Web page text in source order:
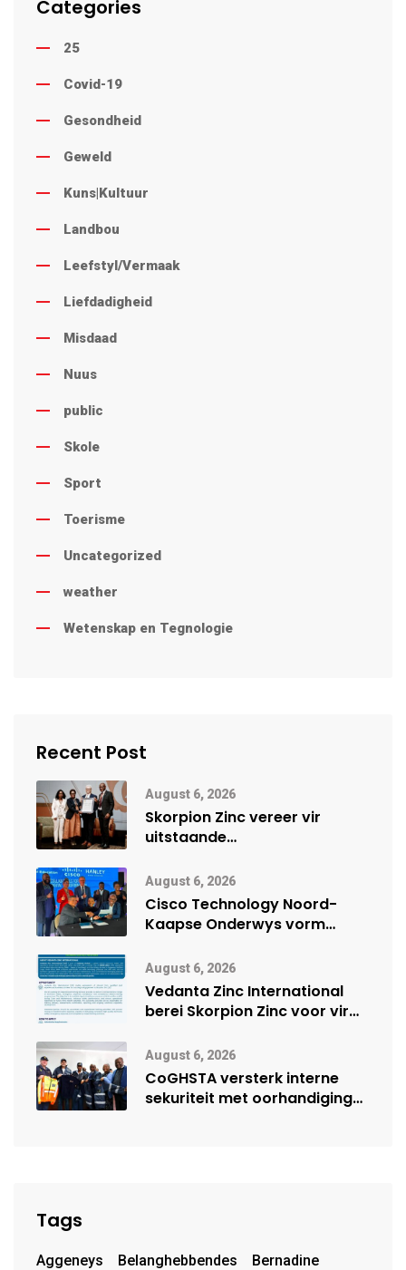
Categories
25
Covid-19
Gesondheid
Geweld
Kuns|Kultuur
Landbou
Leefstyl/Vermaak
Liefdadigheid
Misdaad
Nuus
public
Skole
Sport
Toerisme
Uncategorized
weather
Wetenskap en Tegnologie
Recent Post
August 6, 2026
Skorpion Zinc vereer vir
uitstaande
Namibië Mynbou Ekspo
August 6, 2026
Cisco Technology Noord-
Kaapse Onderwys vorm
vennootskap
August 6, 2026
Vedanta Zinc International
berei Skorpion Zinc voor vir
August 6, 2026
CoGHSTA versterk interne
sekuriteit met oorhandiging
Tags
Aggeneys Belanghebbendes
Bernadine